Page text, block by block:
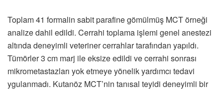
Toplam 41 formalin sabit parafine gömülmüş MCT örneği
analize dahil edildi. Cerrahi toplama işlemi genel anestezi
altında deneyimli veteriner cerrahlar tarafından yapıldı.
Tümörler 3 cm marj ile eksize edildi ve cerrahi sonrası
mikrometastazları yok etmeye yönelik yardımcı tedavi
ygulanmadı. Kutanöz MCT’nin tanısal teyidi deneyimli bir